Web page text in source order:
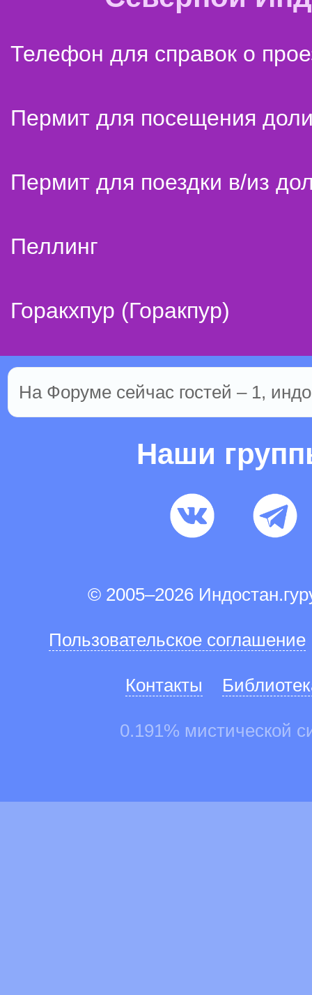
Телефон для справок о
Пермит для посещения
Пермит для поездки в/из
Пеллинг
Горакхпур (Горакпур)
На Форуме сейчас гостей – 1,
Наши
© 2005–2026
Пользовательское соглашение
Контакты
0.191% мистической